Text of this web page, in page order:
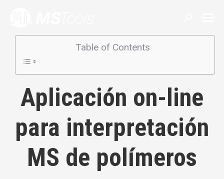
Table of Contents
Aplicación on-line
para interpretación
MS de polímeros